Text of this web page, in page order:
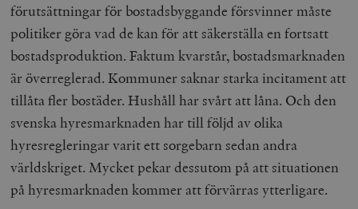
förutsättningar för bostadsbyggande försvinner måste
politiker göra vad de kan för att säkerställa en fortsatt
bostadsproduktion. Faktum kvarstår, bostadsmarknaden
är överreglerad. Kommuner saknar starka incitament att
tillåta fler bostäder. Hushåll har svårt att låna. Och den
svenska hyresmarknaden har till följd av olika
hyresregleringar varit ett sorgebarn sedan andra
världskriget. Mycket pekar dessutom på att situationen
på hyresmarknaden kommer att förvärras ytterligare.